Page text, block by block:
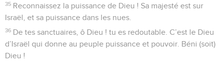
35 Reconnaissez la puissance de Dieu ! Sa majesté est sur
Israël, et sa puissance dans les nues.
36 De tes sanctuaires, ô Dieu ! tu es redoutable. C’est le Dieu
d’Israël qui donne au peuple puissance et pouvoir. Béni (soit)
Dieu !